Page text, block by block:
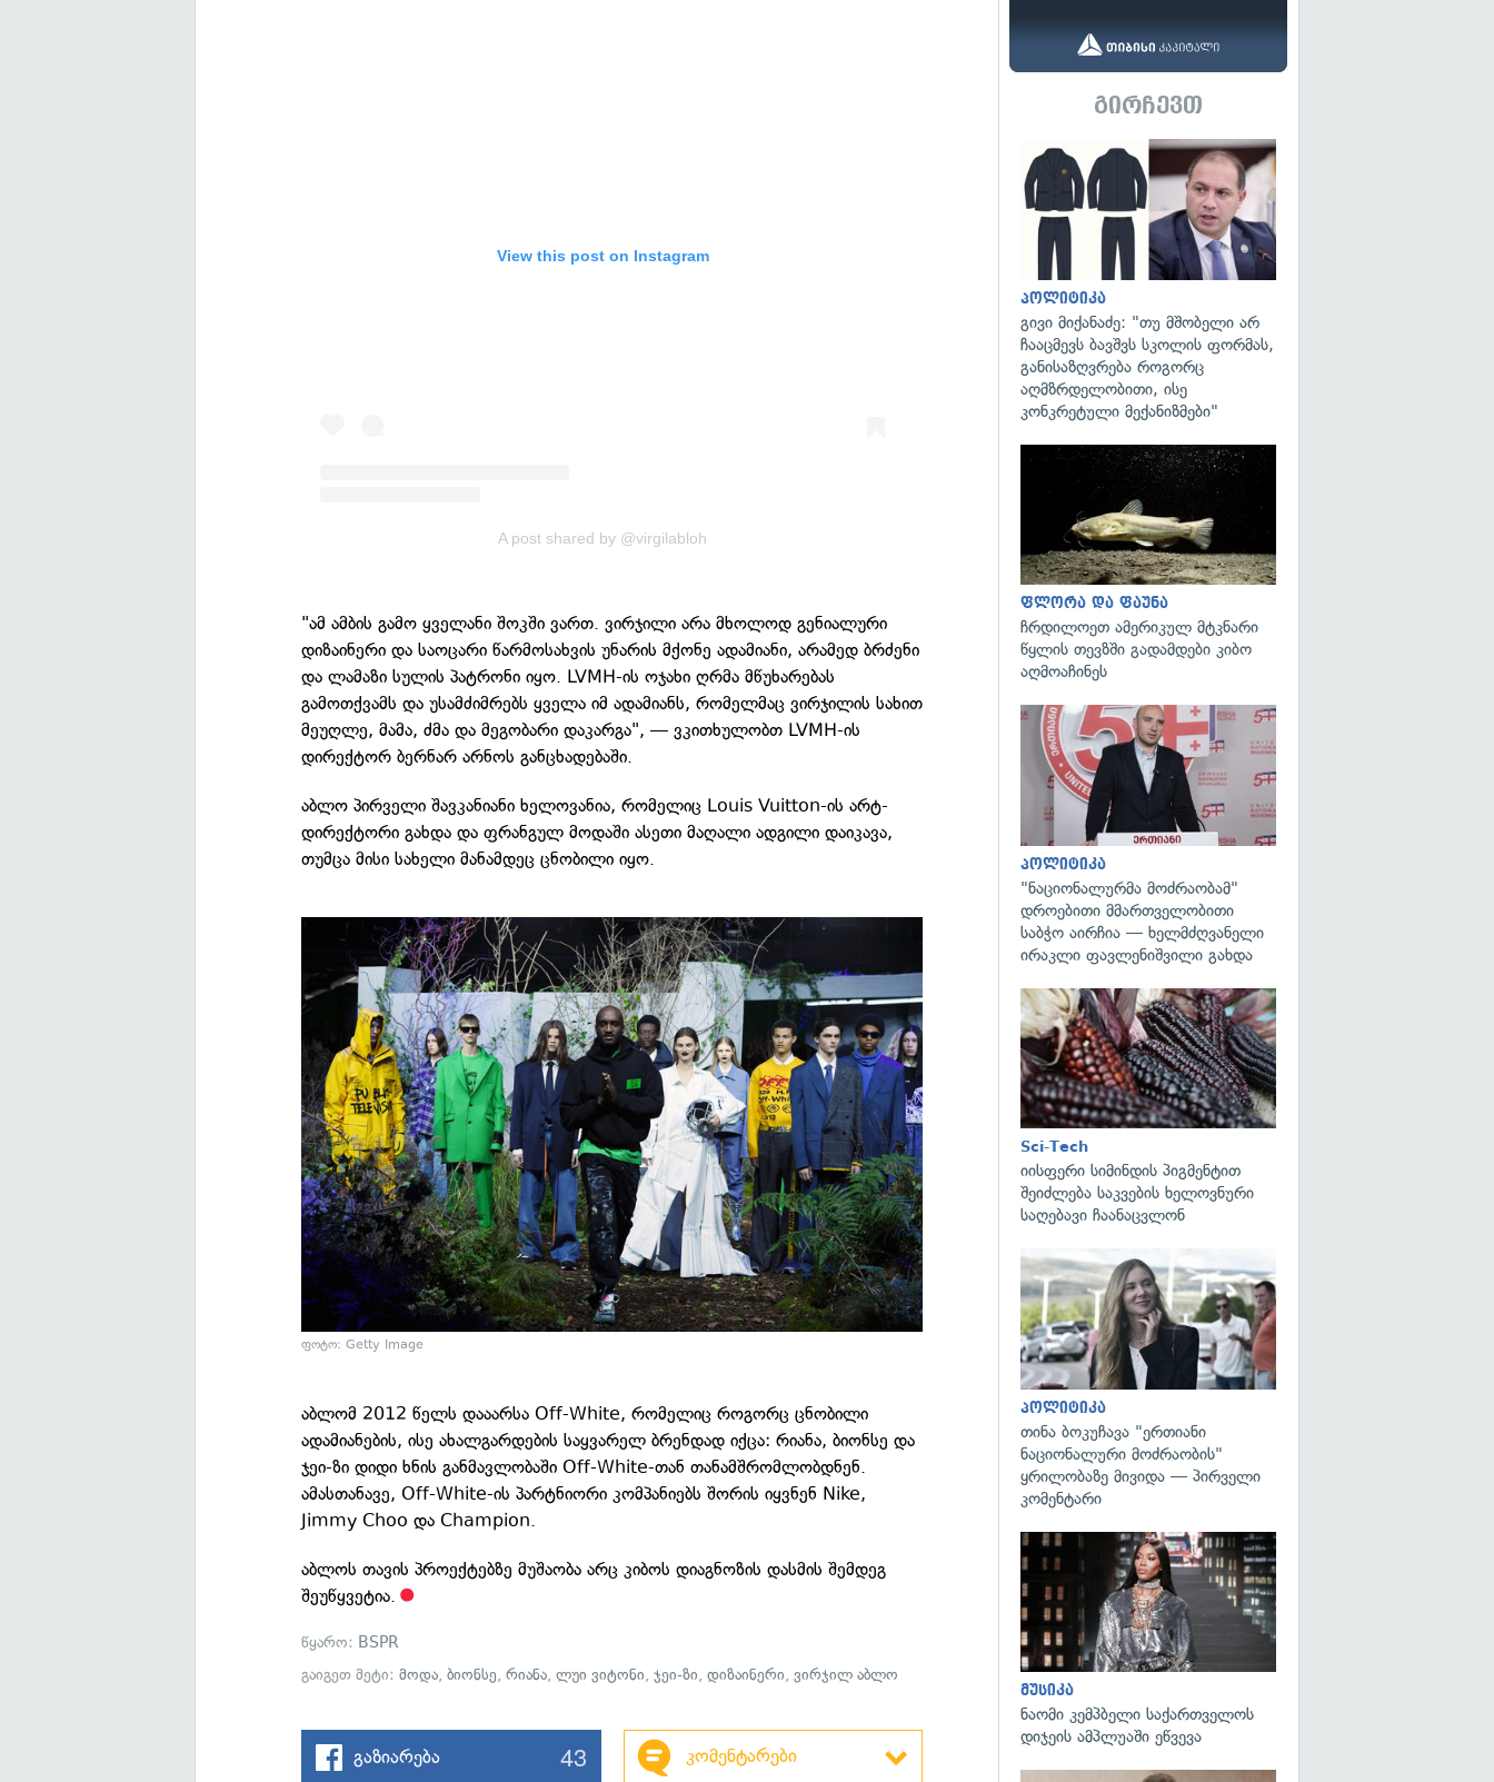
View this post on Instagram
A post shared by @virgilabloh
"ამ ამბის გამო ყველანი შოკში ვართ. ვირჯილი არა მხოლოდ გენიალური
დიზაინერი და საოცარი წარმოსახვის უნარის მქონე ადამიანი, არამედ ბრძენი
და ლამაზი სულის პატრონი იყო. LVMH-ის ოჯახი ღრმა მწუხარებას
გამოთქვამს და უსამძიმრებს ყველა იმ ადამიანს, რომელმაც ვირჯილის სახით
მეუღლე, მამა, ძმა და მეგობარი დაკარგა", — ვკითხულობთ LVMH-ის
დირექტორ ბერნარ არნოს განცხადებაში.
აბლო პირველი შავკანიანი ხელოვანია, რომელიც Louis Vuitton-ის არტ-
დირექტორი გახდა და ფრანგულ მოდაში ასეთი მაღალი ადგილი დაიკავა,
თუმცა მისი სახელი მანამდეც ცნობილი იყო.
ფოტო: Getty Image
აბლომ 2012 წელს დააარსა Off-White, რომელიც როგორც ცნობილი
ადამიანების, ისე ახალგარდების საყვარელ ბრენდად იქცა: რიანა, ბიონსე და
ჯეი-ზი დიდი ხნის განმავლობაში Off-White-თან თანამშრომლობდნენ.
ამასთანავე, Off-White-ის პარტნიორი კომპანიებს შორის იყვნენ Nike,
Jimmy Choo და Champion.
აბლოს თავის პროექტებზე მუშაობა არც კიბოს დიაგნოზის დასმის შემდეგ
შეუწყვეტია.
წყარო: BSPR
გაიგეთ მეტი:მოდა,ბიონსე,რიანა,ლუი ვიტონი,ჯეი-ზი,დიზაინერი,ვირჯილ აბლო
გაზიარება 43 კომენტარები
გირჩევთ
პოლიტიკა
გივი მიქანაძე: "თუ მშობელი არ
ჩააცმევს ბავშვს სკოლის ფორმას,
განისაზღვრება როგორც
აღმზრდელობითი, ისე
კონკრეტული მექანიზმები"
ფლორა და ფაუნა
ჩრდილოეთ ამერიკულ მტკნარი
წყლის თევზში გადამდები კიბო
აღმოაჩინეს
პოლიტიკა
"ნაციონალურმა მოძრაობამ"
დროებითი მმართველობითი
საბჭო აირჩია — ხელმძღვანელი
ირაკლი ფავლენიშვილი გახდა
Sci-Tech
იისფერი სიმინდის პიგმენტით
შეიძლება საკვების ხელოვნური
საღებავი ჩაანაცვლონ
პოლიტიკა
თინა ბოკუჩავა "ერთიანი
ნაციონალური მოძრაობის"
ყრილობაზე მივიდა — პირველი
კომენტარი
მუსიკა
ნაომი კემპბელი საქართველოს
დიჯეის ამპლუაში ეწვევა